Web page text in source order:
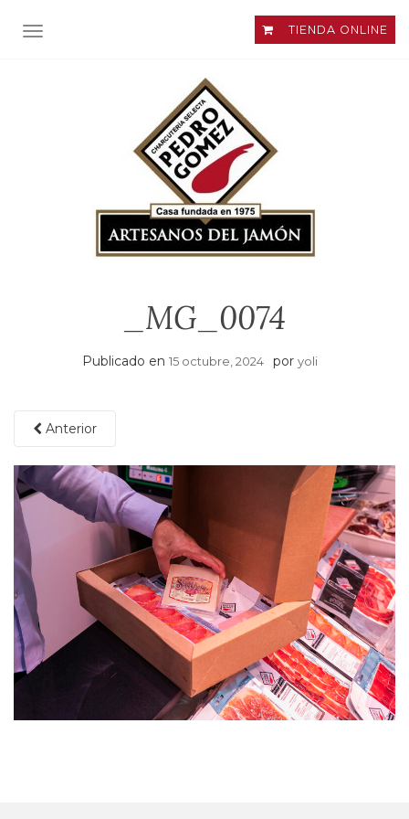
ALTERNAR NAVEGACIÓN TIENDA ONLINE
_MG_0074
Publicado en 15 octubre, 2024 por yoli
Anterior